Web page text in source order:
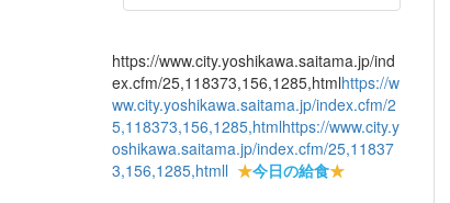
https://www.city.yoshikawa.saitama.jp/ind
ex.cfm/25,118373,156,1285,htmlhttps://w
ww.city.yoshikawa.saitama.jp/index.cfm/2
5,118373,156,1285,htmlhttps://www.city.y
oshikawa.saitama.jp/index.cfm/25,11837
3,156,1285,htmll ★今日の給食★